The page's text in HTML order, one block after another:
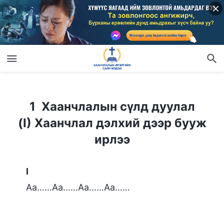
1 Хаанчлалын сүлд дуулал
(I) Хаанчлал дэлхий дээр бууж ирлээ
1 Хаанчлалын сүлд дуулал
(I) Хаанчлал дэлхий дээр бууж
ирлээ
I
Аа……Аа……Аа……Аа……